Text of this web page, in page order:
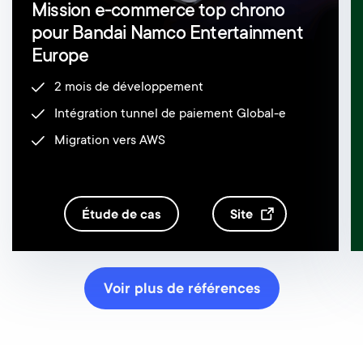
Mission e-commerce top chrono
pour Bandai Namco Entertainment
Europe
2 mois de développement
Intégration tunnel de paiement Global-e
Migration vers AWS
étude de cas site
Voir plus de références